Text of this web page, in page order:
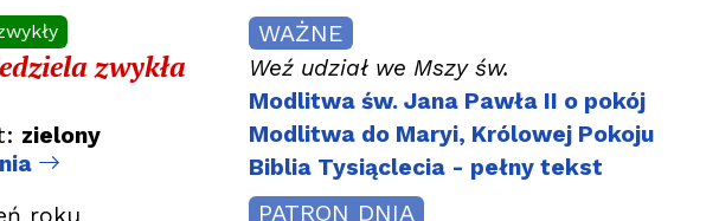
zwykła
zielony
roku
WAŻNE
Weź udział we Mszy św.
Modlitwa św. Jana Pawła II o pokój
Modlitwa do Maryi, Królowej Pokoju
Biblia Tysiąclecia - pełny tekst
PATRON DNIA